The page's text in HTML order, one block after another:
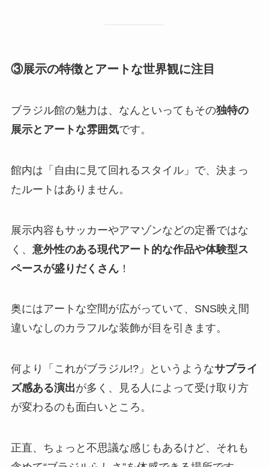
③展示の特徴とアートな世界観に注目
ブラジル館の魅力は、なんといってもその独特の
展示とアートな雰囲気です。
館内は「自由に見て回れるスタイル」で、決まっ
たルートはありません。
展示内容もサッカーやアマゾンなどの定番ではな
く、 意外性のある現代アート的な作品や体験型ス
ペースが盛りだくさん！
奥にはアートな空間が広がっていて、SNS映え間
違いなしのカラフルな装飾が目を引きます。
何より「これがブラジル!?」というようなサプライ
ズ感ある演出が多く、見る人によって受け取り方
が変わるのも面白いところ。
正直、ちょっと不思議な感じもあるけど、それも